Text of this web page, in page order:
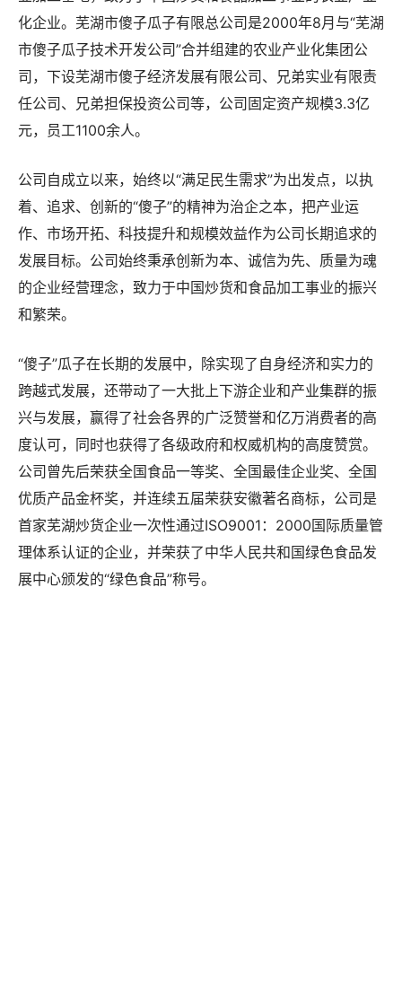
业加工基地，致力于中国炒货和食品加工事业的农业产业
化企业。芜湖市傻子瓜子有限总公司是2000年8月与“芜湖
市傻子瓜子技术开发公司”合并组建的农业产业化集团公
司，下设芜湖市傻子经济发展有限公司、兄弟实业有限责
任公司、兄弟担保投资公司等，公司固定资产规模3.3亿
公司自成立以来，始终以“满足民生需求”为出发点，以执
着、追求、创新的“傻子”的精神为治企之本，把产业运
作、市场开拓、科技提升和规模效益作为公司长期追求的
发展目标。公司始终秉承创新为本、诚信为先、质量为魂
的企业经营理念，致力于中国炒货和食品加工事业的振兴
“傻子”瓜子在长期的发展中，除实现了自身经济和实力的
跨越式发展，还带动了一大批上下游企业和产业集群的振
兴与发展，赢得了社会各界的广泛赞誉和亿万消费者的高
度认可，同时也获得了各级政府和权威机构的高度赞赏。
公司曾先后荣获全国食品一等奖、全国最佳企业奖、全国
优质产品金杯奖，并连续五届荣获安徽著名商标，公司是
首家芜湖炒货企业一次性通过ISO9001：2000国际质量管
理体系认证的企业，并荣获了中华人民共和国绿色食品发